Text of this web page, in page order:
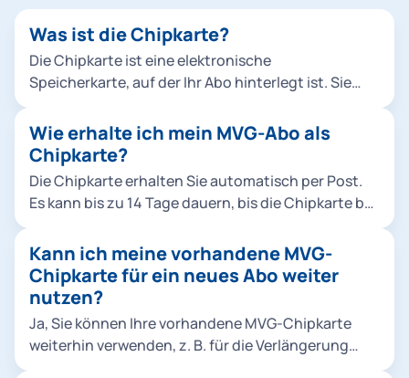
Was ist die Chipkarte?
Die Chipkarte ist eine elektronische
Speicherkarte, auf der Ihr Abo hinterlegt ist. Sie
Fahrscheinprüfung vorgezeigt werden.
Wie erhalte ich mein MVG-Abo als
Chipkarte?
Die Chipkarte erhalten Sie automatisch per Post.
Es kann bis zu 14 Tage dauern, bis die Chipkarte bei
Kann ich meine vorhandene MVG-
Chipkarte für ein neues Abo weiter
nutzen?
Ja, Sie können Ihre vorhandene MVG-Chipkarte
weiterhin verwenden, z. B. für die Verlängerung